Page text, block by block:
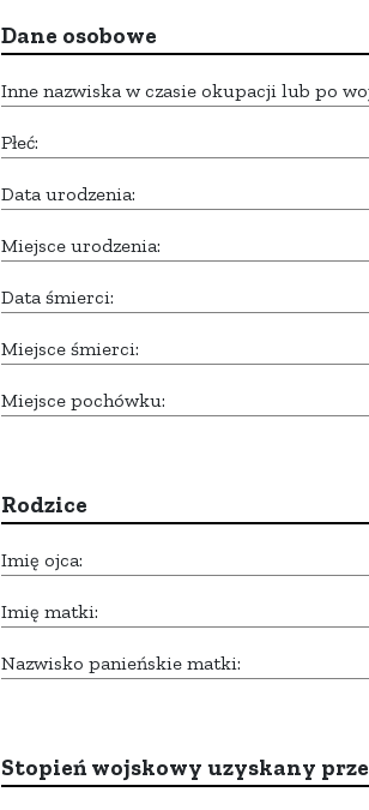
Dane osobowe
Inne nazwiska w czasie okupacji lub po
Płeć:
Data urodzenia:
Miejsce urodzenia:
Data śmierci:
Miejsce śmierci:
Miejsce pochówku:
Rodzice
Imię ojca:
Imię matki:
Nazwisko panieńskie matki:
Stopień wojskowy uzyskany